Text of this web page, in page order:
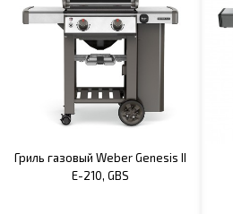
Гриль газовый Weber Genesis II
E-210, GBS